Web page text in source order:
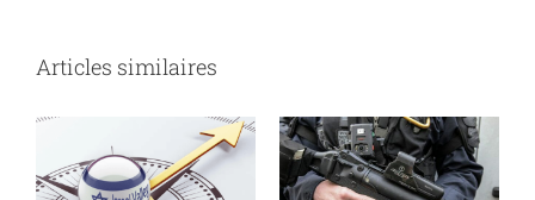
Articles similaires